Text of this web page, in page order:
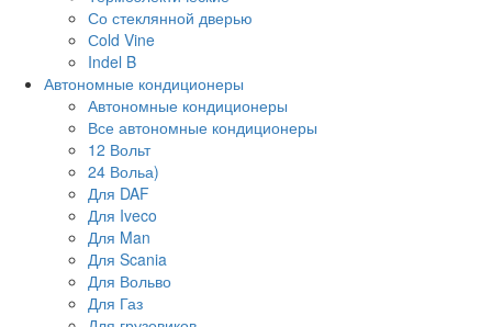
Со стеклянной дверью
Сold Vine
Indel B
Автономные кондиционеры
Автономные кондиционеры
Все автономные кондиционеры
12 Вольт
24 Вольа)
Для DAF
Для Iveco
Для Man
Для Scania
Для Вольво
Для Газ